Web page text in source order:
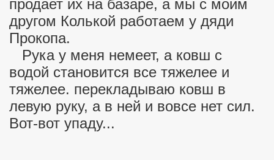
продает их на базаре, а мы с моим
другом Колькой работаем у дяди
Прокопа.
Рука у меня немеет, а ковш с
водой становится все тяжелее и
тяжелее. перекладываю ковш в
левую руку, а в ней и вовсе нет сил.
Вот-вот упаду...